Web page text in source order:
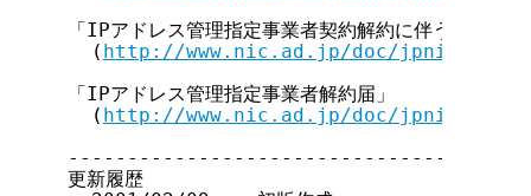
「IPアドレス管理指定事業者契約解約に伴う一括返
  (
http://www.nic.ad.jp/doc/jpnic-
「IPアドレス管理指定事業者解約届」
  (
http://www.nic.ad.jp/doc/jpnic-
更新履歴